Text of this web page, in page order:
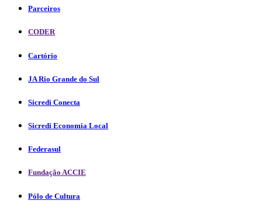
Parceiros
CODER
Cartório
JA Rio Grande do Sul
Sicredi Conecta
Sicredi Economia Local
Federasul
Fundação ACCIE
Pólo de Cultura